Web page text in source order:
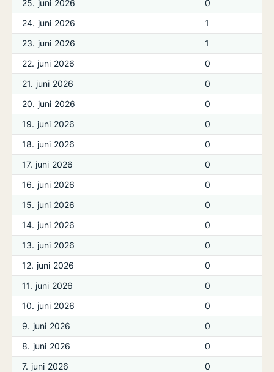
25. juni 2026
0
24. juni 2026
1
23. juni 2026
1
22. juni 2026
0
21. juni 2026
0
20. juni 2026
0
19. juni 2026
0
18. juni 2026
0
17. juni 2026
0
16. juni 2026
0
15. juni 2026
0
14. juni 2026
0
13. juni 2026
0
12. juni 2026
0
11. juni 2026
0
10. juni 2026
0
9. juni 2026
0
8. juni 2026
0
7. juni 2026
0